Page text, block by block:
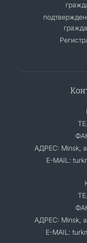
АДРЕС: Minsk,
E-MAIL:
АДРЕС: Minsk,
E-MAIL: